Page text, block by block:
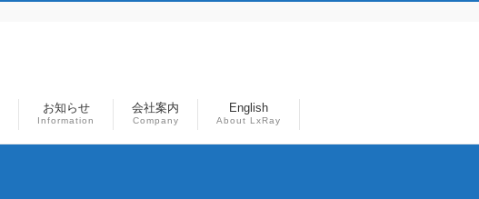
お知らせ
Information
会社案内
Company
English
About LxRay